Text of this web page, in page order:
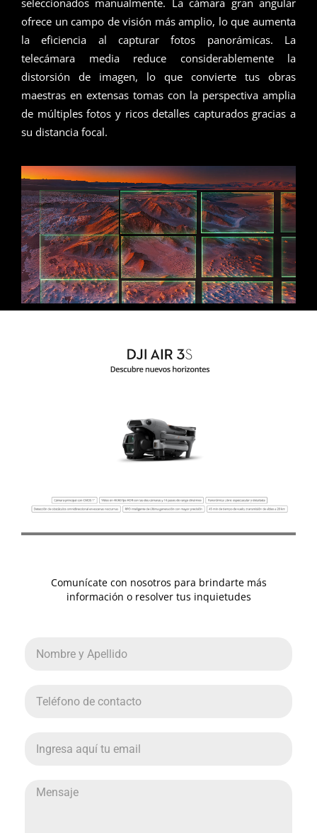
ofrece un campo de visión más amplio, lo que aumenta
la eficiencia al capturar fotos panorámicas. La
telecámara media reduce considerablemente la
distorsión de imagen, lo que convierte tus obras
maestras en extensas tomas con la perspectiva amplia
de múltiples fotos y ricos detalles capturados gracias a
su distancia focal.
Comunícate con nosotros para brindarte más
información o resolver tus inquietudes